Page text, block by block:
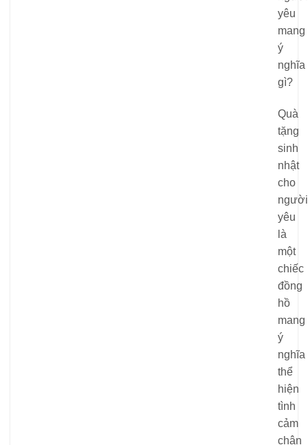
Quà
tặng
sinh
nhật
cho
người
yêu
là
một
chiếc
đồng
hồ
mang
ý
nghĩa
thể
hiện
tình
cảm
chân